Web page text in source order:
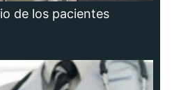
de los pacientes